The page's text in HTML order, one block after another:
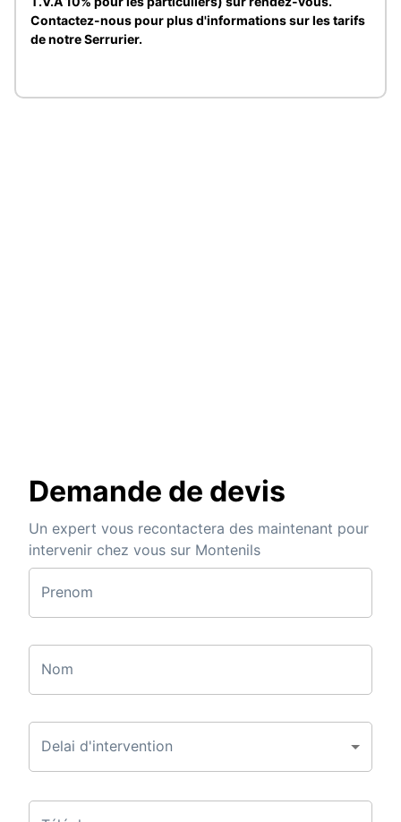
Contactez-nous pour plus d'informations sur les tarifs
de notre Serrurier.
Demande de devis
Un expert vous recontactera des maintenant pour
intervenir chez vous sur Montenils
Prenom
Nom
Delai d'intervention